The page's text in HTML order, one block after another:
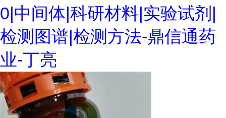
0|中间体|科研材料|实验试剂|
检测图谱|检测方法-鼎信通药
业-丁亮